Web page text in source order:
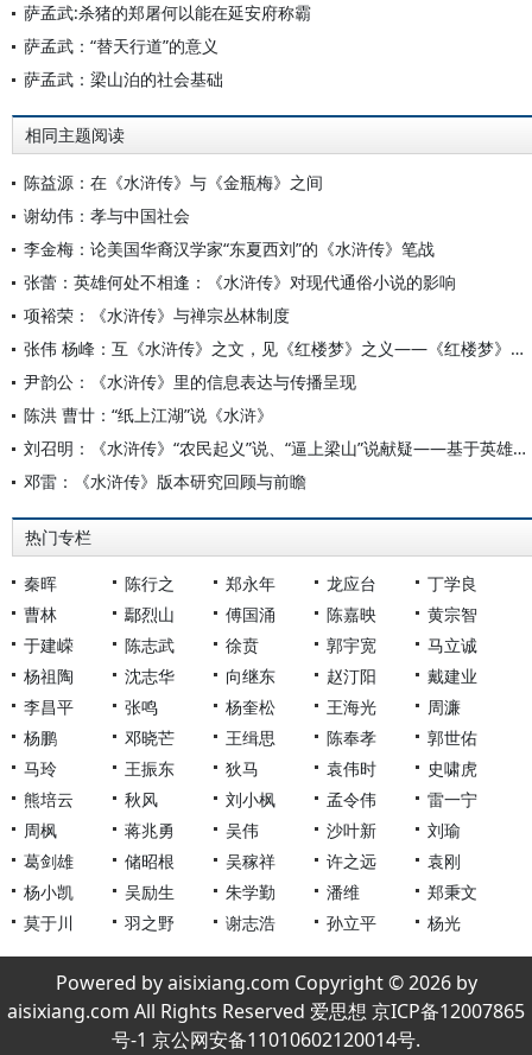
萨孟武:杀猪的郑屠何以能在延安府称霸
萨孟武：“替天行道”的意义
萨孟武：梁山泊的社会基础
相同主题阅读
陈益源：在《水浒传》与《金瓶梅》之间
谢幼伟：孝与中国社会
李金梅：论美国华裔汉学家“东夏西刘”的《水浒传》笔战
张蕾：英雄何处不相逢：《水浒传》对现代通俗小说的影响
项裕荣：《水浒传》与禅宗丛林制度
张伟 杨峰：互《水浒传》之文，见《红楼梦》之义——《红楼梦》与《水浒传》互文性琐论
尹韵公：《水浒传》里的信息表达与传播呈现
陈洪 曹廿：“纸上江湖”说《水浒》
刘召明：《水浒传》“农民起义”说、“逼上梁山”说献疑——基于英雄人物身份、职业及上山类型的统计分析
邓雷：《水浒传》版本研究回顾与前瞻
热门专栏
秦晖 陈行之 郑永年 龙应台
丁学良
曹林
鄢烈山 傅国涌 陈嘉映
黄宗智
于建嵘
陈志武 徐贲 郭宇宽
马立诚
杨祖陶
沈志华 向继东 赵汀阳
戴建业
李昌平
张鸣 杨奎松 王海光
周濂
杨鹏
邓晓芒 王缉思 陈奉孝
郭世佑
马玲
王振东 狄马 袁伟时
史啸虎
熊培云
秋风 刘小枫 孟令伟
雷一宁
周枫
蒋兆勇 吴伟 沙叶新
刘瑜
葛剑雄
储昭根 吴稼祥 许之远
袁刚
杨小凯
吴励生 朱学勤 潘维
郑秉文
莫于川
羽之野 谢志浩 孙立平 杨光
Powered by aisixiang.com Copyright © 2026 by
aisixiang.com All Rights Reserved 爱思想 京ICP备12007865
号-1 京公网安备11010602120014号.